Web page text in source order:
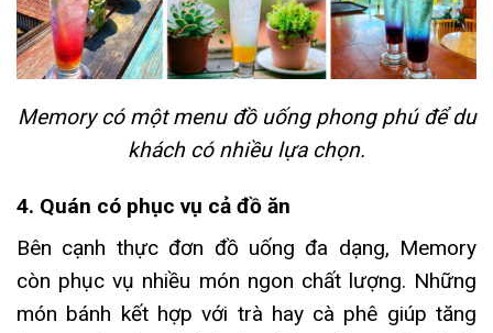
Memory có một menu đồ uống phong phú để du
khách có nhiều lựa chọn.
4. Quán có phục vụ cả đồ ăn
Bên cạnh thực đơn đồ uống đa dạng, Memory
còn phục vụ nhiều món ngon chất lượng. Những
món bánh kết hợp với trà hay cà phê giúp tăng